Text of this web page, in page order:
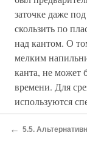
заточке даже
скользить по
над кантом. О
мелким
канта, не может
времени. Для
используются
←